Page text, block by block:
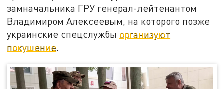
замначальника ГРУ генерал-лейтенантом
Владимиром Алексеевым, на которого позже
украинские спецслужбы организуют
покушение.